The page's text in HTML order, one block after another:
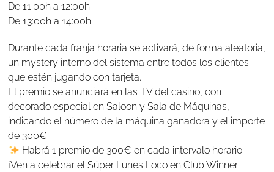
De 11:00h a 12:00h
De 13:00h a 14:00h
Durante cada franja horaria se activará, de forma aleatoria,
un mystery interno del sistema entre todos los clientes
que estén jugando con tarjeta.
El premio se anunciará en las TV del casino, con
decorado especial en Saloon y Sala de Máquinas,
indicando el número de la máquina ganadora y el importe
de 300€.
Habrá 1 premio de 300€ en cada intervalo horario.
¡Ven a celebrar el Súper Lunes Loco en Club Winner